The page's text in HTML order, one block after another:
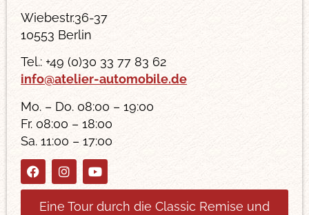
Wiebestr.36-37
10553 Berlin
Tel.: +49 (0)30 33 77 83 62
info@atelier-automobile.de
Mo. – Do. 08:00 – 19:00
Fr. 08:00 – 18:00
Sa. 11:00 – 17:00
Eine Tour durch die Classic Remise und